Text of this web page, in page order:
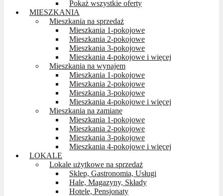
Pokaż wszystkie oferty
MIESZKANIA
Mieszkania na sprzedaż
Mieszkania 1-pokojowe
Mieszkania 2-pokojowe
Mieszkania 3-pokojowe
Mieszkania 4-pokojowe i więcej
Mieszkania na wynajem
Mieszkania 1-pokojowe
Mieszkania 2-pokojowe
Mieszkania 3-pokojowe
Mieszkania 4-pokojowe i więcej
Mieszkania na zamianę
Mieszkania 1-pokojowe
Mieszkania 2-pokojowe
Mieszkania 3-pokojowe
Mieszkania 4-pokojowe i więcej
LOKALE
Lokale użytkowe na sprzedaż
Sklep, Gastronomia, Usługi
Hale, Magazyny, Składy
Hotele, Pensjonaty